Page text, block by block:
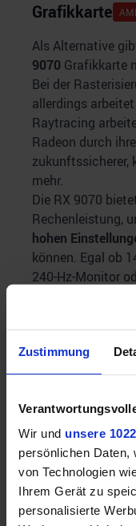
Zustimmung
Wir und unsere
persönlichen
von Technologien
Ihrem Gerät zu
personalisierte
Grafikkarte
Als Alternative
9070 Grafikkarte
Bei der
allerdings
Raytracing
Radeon durch
zukunftssicherer,
mehr.
Die RX 9070
Rechenleistung,
hohen
können. Egal ob
240-Hz-Monitor
Diese
und wird euch,
Fall enttäuschen.